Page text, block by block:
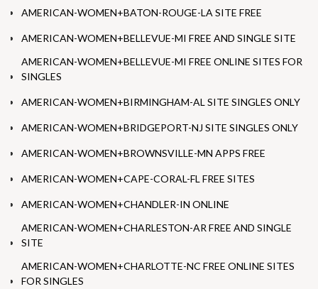
AMERICAN-WOMEN+BATON-ROUGE-LA SITE FREE
AMERICAN-WOMEN+BELLEVUE-MI FREE AND SINGLE SITE
AMERICAN-WOMEN+BELLEVUE-MI FREE ONLINE SITES FOR
SINGLES
AMERICAN-WOMEN+BIRMINGHAM-AL SITE SINGLES ONLY
AMERICAN-WOMEN+BRIDGEPORT-NJ SITE SINGLES ONLY
AMERICAN-WOMEN+BROWNSVILLE-MN APPS FREE
AMERICAN-WOMEN+CAPE-CORAL-FL FREE SITES
AMERICAN-WOMEN+CHANDLER-IN ONLINE
AMERICAN-WOMEN+CHARLESTON-AR FREE AND SINGLE
SITE
AMERICAN-WOMEN+CHARLOTTE-NC FREE ONLINE SITES
FOR SINGLES